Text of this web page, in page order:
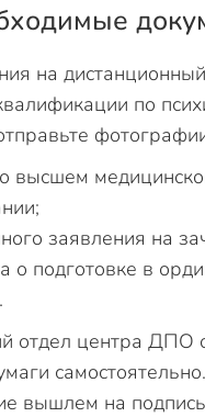
на
по
высшем
заявления на
о подготовке в
отдел центра ДПО
вышлем на подпись